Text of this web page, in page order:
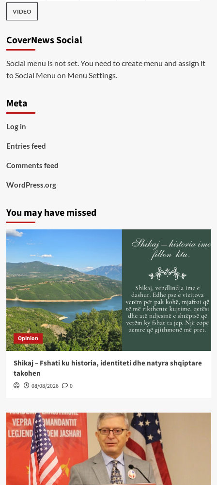
VIDEO
CoverNews Social
Social menu is not set. You need to create menu and assign it
to Social Menu on Menu Settings.
Meta
Log in
Entries feed
Comments feed
WordPress.org
You may have missed
Opinion
Shikaj – Fshati ku historia, identiteti dhe natyra shqiptare
takohen
08/08/2026 0